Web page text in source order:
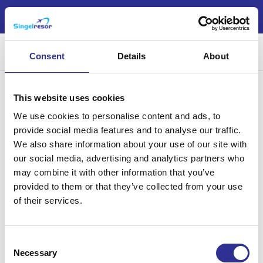
Consent Details About
This website uses cookies
We use cookies to personalise content and ads, to
provide social media features and to analyse our traffic.
We also share information about your use of our site with
our social media, advertising and analytics partners who
may combine it with other information that you’ve
provided to them or that they’ve collected from your use
of their services.
Selection
Necessary
Nu är årets jul- och nyårsresor möjliga att boka!
Sydkorea rundresa
singelresenärer – oavsett civilstånd. Vi har funnits sedan 2004.